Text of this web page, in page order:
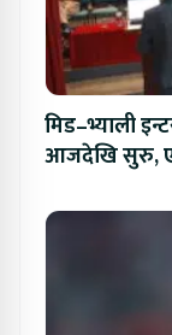
मिड–भ्याली
आजदेखि सुरु,